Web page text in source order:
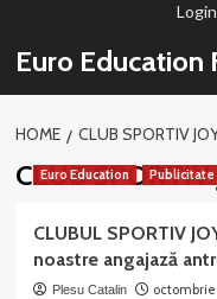
conținut
Login
Euro Education
HOME CLUB SPORTIV
CLUB SPORTIV
Euro Education Publicitate
CLUBUL SPORTIV
noastre angajază
Plesu Catalin octombrie